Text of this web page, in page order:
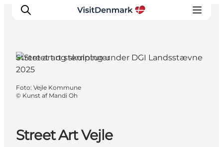
Inspiration
Destinationer
Overnatning
Planlæg ferien
Street Art Vejle
Street art og skulpturer
Foto: Vejle Kommune
© Kunst af Mandi Oh